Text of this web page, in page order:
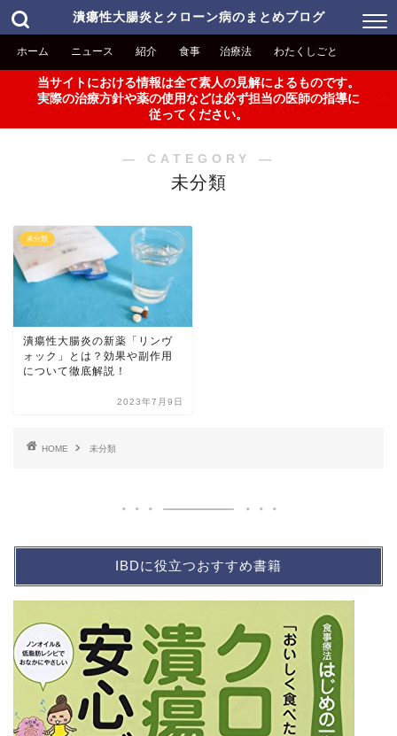
潰瘍性大腸炎とクローン病のまとめブログ
ホーム ニュース 紹介 食事 治療法 わたくしごと
当サイトにおける情報は全て素人の見解によるものです。
実際の治療方針や薬の使用などは必ず担当の医師の指導に
従ってください。
― CATEGORY ―
未分類
未分類
潰瘍性大腸炎の新薬「リンヴ
ォック」とは？効果や副作用
について徹底解説！
2023年7月9日
HOME 未分類
IBDに役立つおすすめ書籍